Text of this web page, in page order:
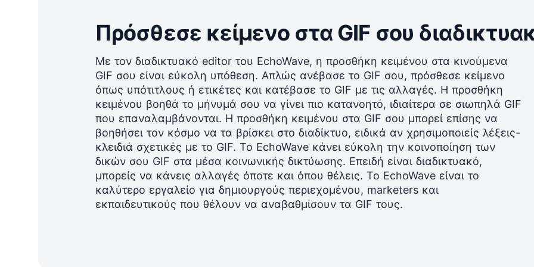
Πρόσθεσε κείμενο στα GIF σου
Με τον διαδικτυακό editor του EchoWave, η προσθήκη κειμένου στα κινούμενα
GIF σου είναι εύκολη υπόθεση. Απλώς ανέβασε το GIF σου, πρόσθεσε κείμενο
όπως υπότιτλους ή ετικέτες και κατέβασε το GIF με τις αλλαγές. Η προσθήκη
κειμένου βοηθά το μήνυμά σου να γίνει πιο κατανοητό, ιδιαίτερα σε σιωπηλά GIF
που επαναλαμβάνονται. Η προσθήκη κειμένου στα GIF σου μπορεί επίσης να
βοηθήσει τον κόσμο να τα βρίσκει στο διαδίκτυο, ειδικά αν χρησιμοποιείς λέξεις-
κλειδιά σχετικές με το GIF. Το EchoWave κάνει εύκολη την κοινοποίηση των
δικών σου GIF στα μέσα κοινωνικής δικτύωσης. Επειδή είναι διαδικτυακό,
μπορείς να κάνεις αλλαγές όποτε και όπου θέλεις. Το EchoWave είναι το
καλύτερο εργαλείο για δημιουργούς περιεχομένου, marketers και
εκπαιδευτικούς που θέλουν να αναβαθμίσουν τα GIF τους.